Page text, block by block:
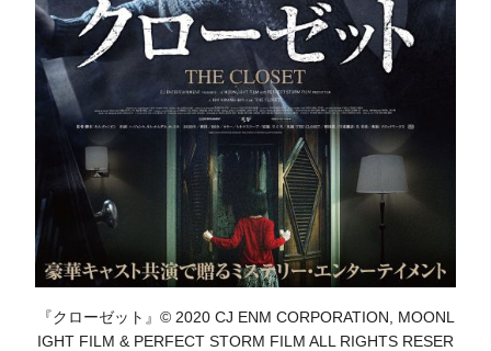
『クローゼット』© 2020 CJ ENM CORPORATION, MOONL
IGHT FILM & PERFECT STORM FILM ALL RIGHTS RESER